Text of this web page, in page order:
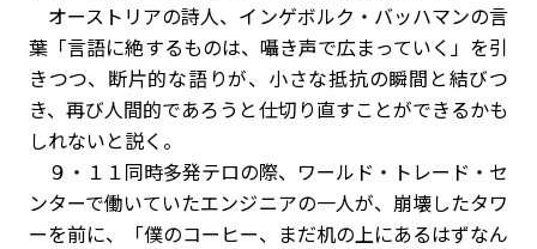
オーストリアの詩人、インゲボルク・バッハマンの言
葉「言語に絶するものは、囁き声で広まっていく」を引
きつつ、断片的な語りが、小さな抵抗の瞬間と結びつ
き、再び人間的であろうと仕切り直すことができるかも
しれないと説く。
９・１１同時多発テロの際、ワールド・トレード・セ
ンターで働いていたエンジニアの一人が、崩壊したタワ
ーを前に、「僕のコーヒー、まだ机の上にあるはずなん